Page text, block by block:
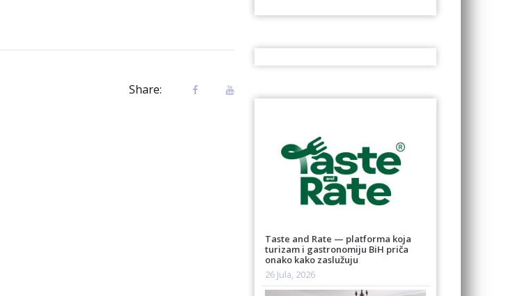
Share:
Taste and Rate — platforma koja
turizam i gastronomiju BiH priča
onako kako zaslužuju
26 Jula, 2026